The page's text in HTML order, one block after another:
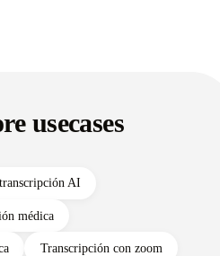
usecases
AI
médica
Transcripción con zoom